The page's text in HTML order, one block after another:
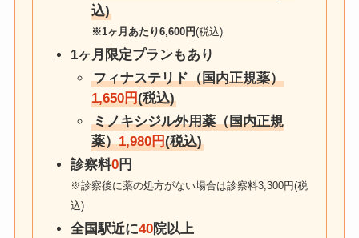
込)
※1ヶ月あたり6,600円(税込)
1ヶ月限定プランもあり
フィナステリド（国内正規薬）
1,650円(税込)
ミノキシジル外用薬（国内正規
薬）1,980円(税込)
診察料0円
※診察後に薬の処方がない場合は診察料3,300円(税
込)
全国駅近に40院以上